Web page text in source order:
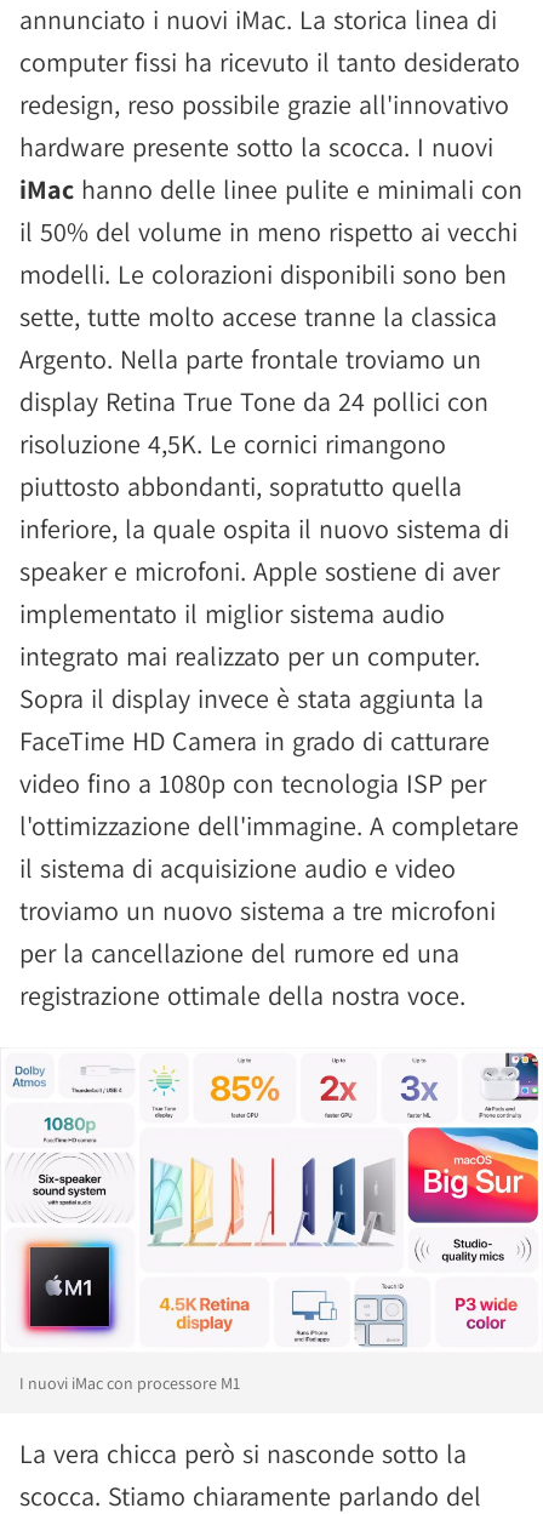
annunciato i nuovi iMac. La storica linea di
computer fissi ha ricevuto il tanto desiderato
redesign, reso possibile grazie all'innovativo
hardware presente sotto la scocca. I nuovi
iMac hanno delle linee pulite e minimali con
il 50% del volume in meno rispetto ai vecchi
modelli. Le colorazioni disponibili sono ben
sette, tutte molto accese tranne la classica
Argento. Nella parte frontale troviamo un
display Retina True Tone da 24 pollici con
risoluzione 4,5K. Le cornici rimangono
piuttosto abbondanti, sopratutto quella
inferiore, la quale ospita il nuovo sistema di
speaker e microfoni. Apple sostiene di aver
implementato il miglior sistema audio
integrato mai realizzato per un computer.
Sopra il display invece è stata aggiunta la
FaceTime HD Camera in grado di catturare
video fino a 1080p con tecnologia ISP per
l'ottimizzazione dell'immagine. A completare
il sistema di acquisizione audio e video
troviamo un nuovo sistema a tre microfoni
per la cancellazione del rumore ed una
registrazione ottimale della nostra voce.
I nuovi iMac con processore M1
La vera chicca però si nasconde sotto la
scocca. Stiamo chiaramente parlando del